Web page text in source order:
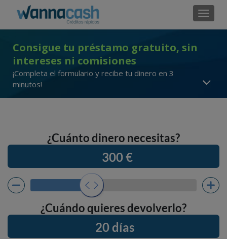
Consigue tu préstamo gratuito, sin
intereses ni comisiones
¡Completa el formulario y recibe tu dinero en 3
minutos!